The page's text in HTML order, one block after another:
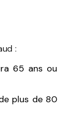
:
65 ans ou
plus de 80